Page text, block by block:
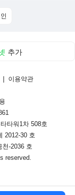
추가
이용약관
타워1차 508호
2012-30 호
천-2036 호
reserved.